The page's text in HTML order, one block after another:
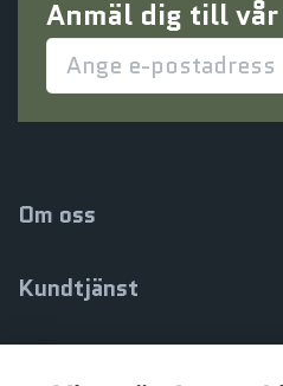
Anmäl dig till
Om oss
Kundtjänst